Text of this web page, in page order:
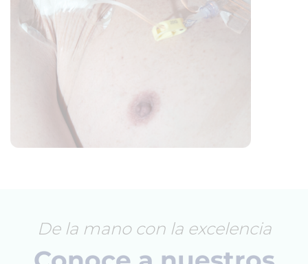
De la mano con la excelencia